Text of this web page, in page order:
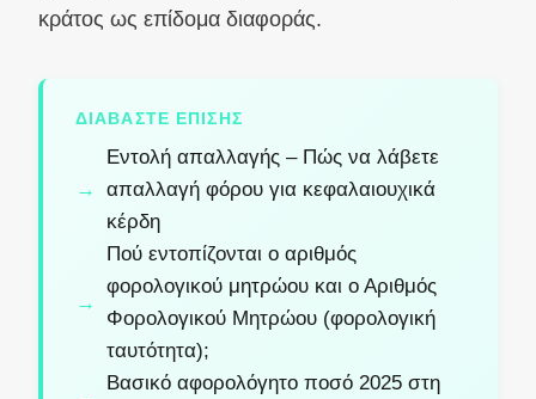
κράτος ως επίδομα διαφοράς.
ΔΙΑΒΆΣΤΕ ΕΠΊΣΗΣ
Εντολή απαλλαγής – Πώς να λάβετε
απαλλαγή φόρου για κεφαλαιουχικά
κέρδη
Πού εντοπίζονται ο αριθμός
φορολογικού μητρώου και ο Αριθμός
Φορολογικού Μητρώου (φορολογική
ταυτότητα);
Βασικό αφορολόγητο ποσό 2025 στη